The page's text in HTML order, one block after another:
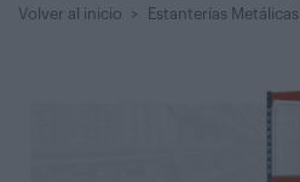
Volver al inicio > Estanterías Metálicas